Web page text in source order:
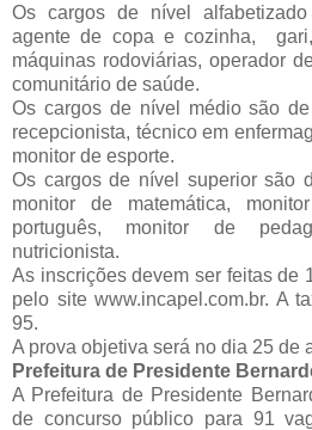
Os cargos de nível
agente de copa e cozinha,
máquinas rodoviárias, operador
comunitário de saúde.
Os cargos de nível médio são
recepcionista, técnico em
monitor de esporte.
Os cargos de nível superior são
monitor de matemática,
português, monitor de
nutricionista.
As inscrições devem ser feitas de
pelo site www.incapel.com.br. A
95.
A prova objetiva será no dia 25 de
Prefeitura de Presidente
A Prefeitura de Presidente
de concurso público para 91